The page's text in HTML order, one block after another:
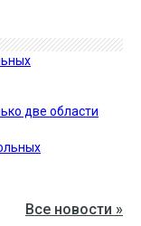
две области
Все новости »